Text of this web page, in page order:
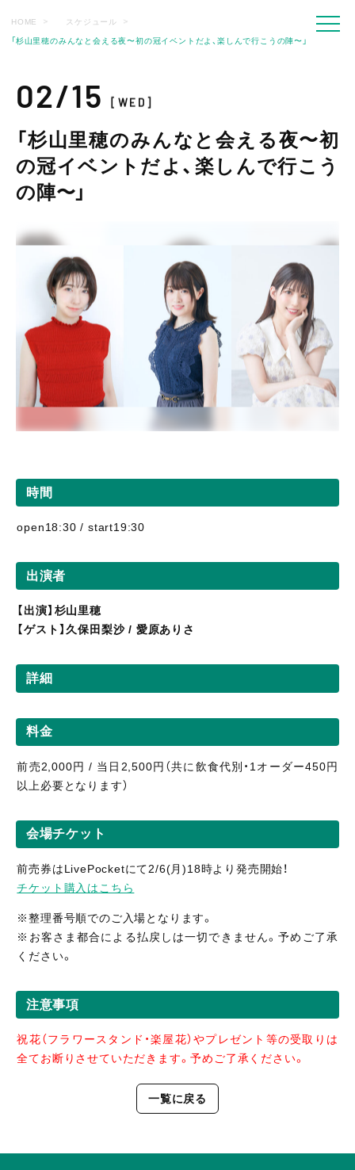
HOME スケジュール
「杉山里穂のみんなと会える夜〜初の冠イベントだよ、楽しんで行こうの陣〜」
02/15[WED]
「杉山里穂のみんなと会える夜〜初
の冠イベントだよ、楽しんで行こう
の陣〜」
時間
open18:30 / start19:30
出演者
【出演】杉山里穂
【ゲスト】久保田梨沙 / 愛原ありさ
詳細
料金
前売2,000円 / 当日2,500円（共に飲食代別・1オーダー450円
以上必要となります）
会場チケット
前売券はLivePocketにて2/6(月)18時より発売開始！
チケット購入はこちら
※整理番号順でのご入場となります。
※お客さま都合による払戻しは一切できません。予めご了承
ください。
注意事項
祝花（フラワースタンド・楽屋花）やプレゼント等の受取りは
全てお断りさせていただきます。予めご了承ください。
一覧に戻る